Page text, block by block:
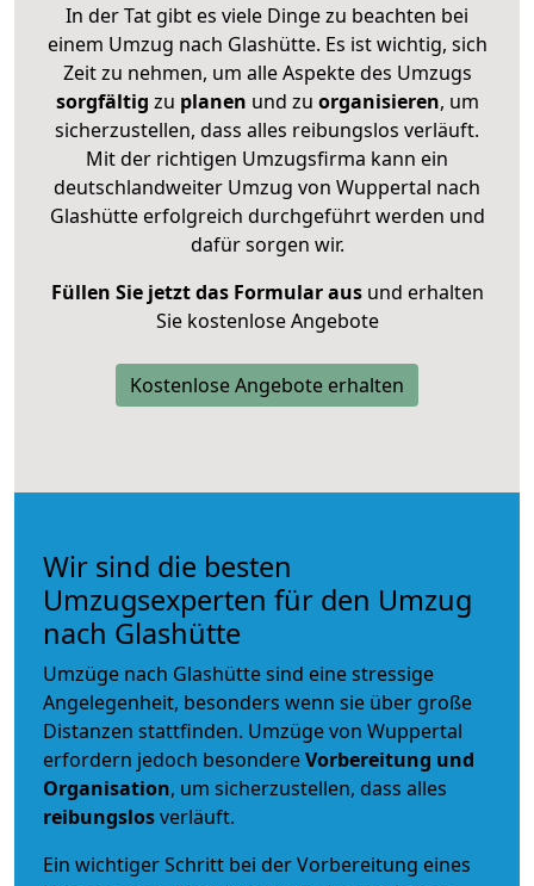
In der Tat gibt es viele Dinge zu beachten bei
einem Umzug nach Glashütte. Es ist wichtig, sich
Zeit zu nehmen, um alle Aspekte des Umzugs
sorgfältig zu planen und zu organisieren, um
sicherzustellen, dass alles reibungslos verläuft.
Mit der richtigen Umzugsfirma kann ein
deutschlandweiter Umzug von Wuppertal nach
Glashütte erfolgreich durchgeführt werden und
dafür sorgen wir.
Füllen Sie jetzt das Formular ausund erhalten
Sie kostenlose Angebote
Kostenlose Angebote erhalten
Wir sind die besten
Umzugsexperten für den Umzug
nach Glashütte
Umzüge nach Glashütte sind eine stressige
Angelegenheit, besonders wenn sie über große
Distanzen stattfinden. Umzüge von Wuppertal
erfordern jedoch besondereVorbereitung und
Organisation, um sicherzustellen, dass alles
reibungslosverläuft.
Ein wichtiger Schritt bei der Vorbereitung eines